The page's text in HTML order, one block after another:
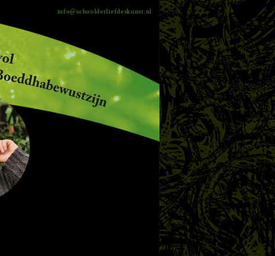
info@schoolderliefdeskunst.nl